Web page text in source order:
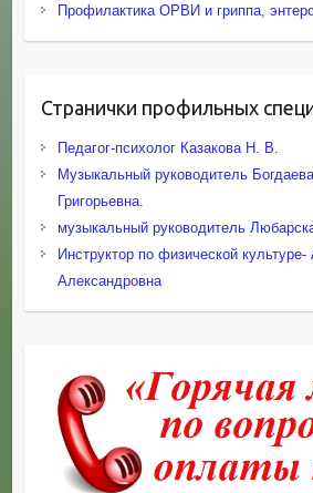
Профилактика ОРВИ и гриппа,
Странички профильных
Педагог-психолог Казакова Н. В.
Музыкальный руководитель
Григорьевна.
музыкальный руководитель
Инструктор по физической
Александровна